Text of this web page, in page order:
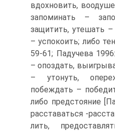
вдохновить,
запоминать –
защитить, утешать –
– успокоить; либо
59-61; Падучева
– опоздать,
– утонуть,
побеждать –
либо предстояние
расставаться -
лить,